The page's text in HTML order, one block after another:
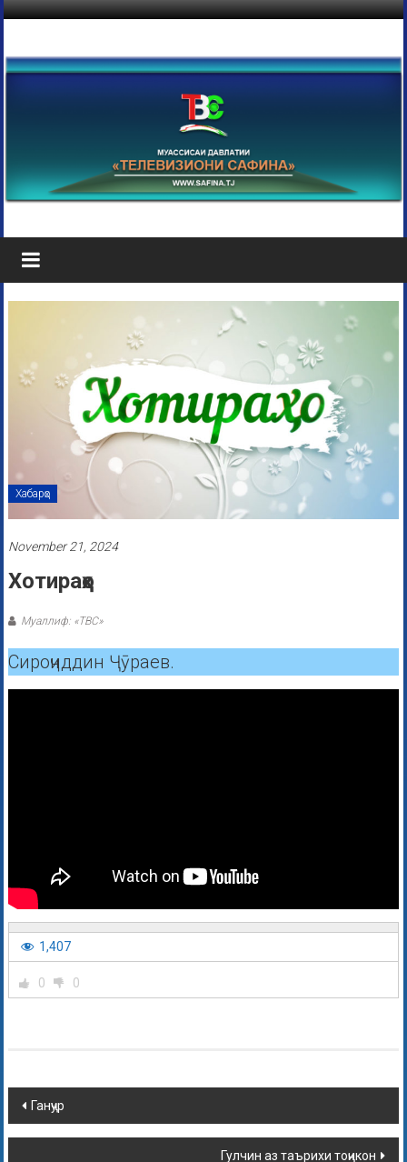
Хабарҳо
November 21, 2024
Хотираҳо
Муаллиф: «ТВС»
Сироҷиддин Ҷӯраев.
1,407
0 0
Ганҷур
Гулчин аз таърихи тоҷикон